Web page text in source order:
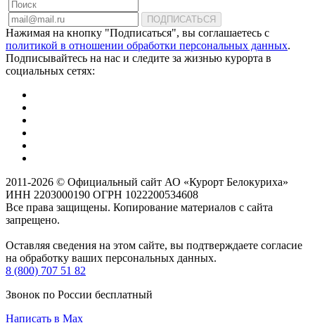
ПОДПИСАТЬСЯ
Нажимая на кнопку "Подписаться", вы соглашаетесь с
политикой в отношении обработки персональных данных.
Подписывайтесь на нас и следите за жизнью курорта в
социальных сетях:
2011-2026 © Официальный сайт АО «Курорт Белокуриха»
ИНН 2203000190 ОГРН 1022200534608
Все права защищены. Копирование материалов с сайта
запрещено.
Оставляя сведения на этом сайте, вы подтверждаете согласие
на обработку ваших персональных данных.
8 (800) 707 51 82
Звонок по России бесплатный
Написать в Max